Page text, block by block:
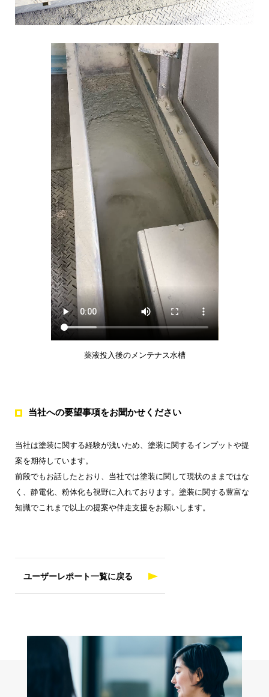
薬液投入後のメンテナス水槽
当社への要望事項をお聞かせください
当社は塗装に関する経験が浅いため、塗装に関するインプットや提
案を期待しています。
前段でもお話したとおり、当社では塗装に関して現状のままではな
く、静電化、粉体化も視野に入れております。塗装に関する豊富な
知識でこれまで以上の提案や伴走支援をお願いします。
ユーザーレポート一覧に戻る